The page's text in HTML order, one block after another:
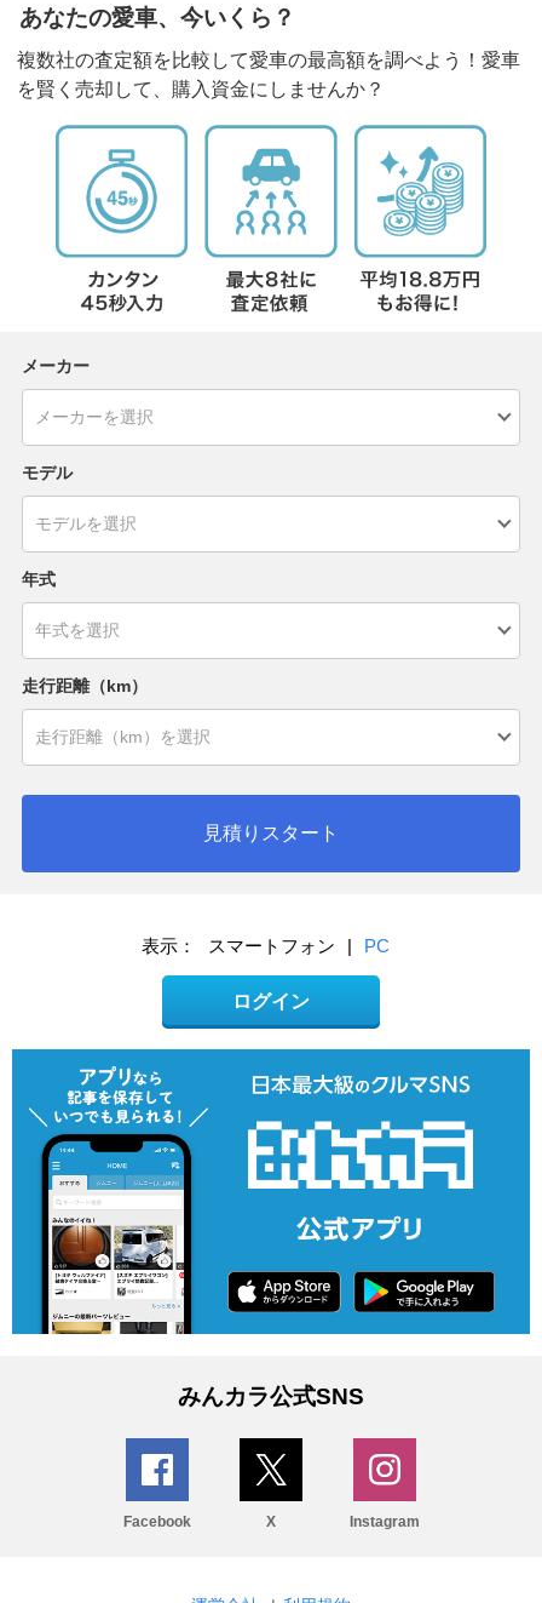
あなたの愛車、今いくら？
複数社の査定額を比較して愛車の最高額を調べよう！愛車
を賢く売却して、購入資金にしませんか？
メーカー
モデル
年式
走行距離（km）
見積りスタート
表示： スマートフォン | PC
ログイン
みんカラ公式SNS
Facebook X Instagram